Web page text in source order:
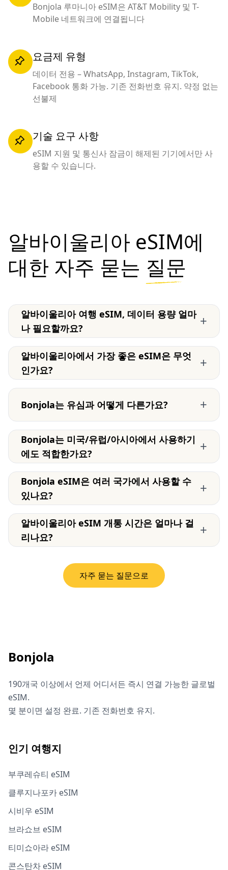
Bonjola 루마니아 eSIM은 AT&T Mobility 및 T-
Mobile 네트워크에 연결됩니다
요금제 유형
데이터 전용 – WhatsApp, Instagram, TikTok,
Facebook 통화 가능. 기존 전화번호 유지. 약정 없는
선불제
기술 요구 사항
eSIM 지원 및 통신사 잠금이 해제된 기기에서만 사
용할 수 있습니다.
알바이울리아 eSIM에
대한 자주 묻는 질문
알바이울리아 여행 eSIM, 데이터 용량 얼마
나 필요할까요?
+
알바이울리아에서 가장 좋은 eSIM은 무엇
인가요?
+
Bonjola는 유심과 어떻게 다른가요? +
Bonjola는 미국/유럽/아시아에서 사용하기
에도 적합한가요?
+
Bonjola eSIM은 여러 국가에서 사용할 수
있나요?
+
알바이울리아 eSIM 개통 시간은 얼마나 걸
리나요?
+
자주 묻는 질문으로
Bonjola
190개국 이상에서 언제 어디서든 즉시 연결 가능한 글로벌
eSIM.
몇 분이면 설정 완료. 기존 전화번호 유지.
인기 여행지
부쿠레슈티 eSIM
클루지나포카 eSIM
시비우 eSIM
브라쇼브 eSIM
티미쇼아라 eSIM
콘스탄차 eSIM